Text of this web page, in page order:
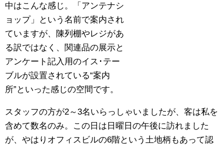
中はこんな感じ。「アンテナシ
ョップ」という名前で案内され
ていますが、陳列棚やレジがあ
る訳ではなく、関連品の展示と
アンケート記入用のイス･テー
ブルが設置されている“案内
所”といった感じの空間です。
スタッフの方が2～3名いらっしゃいましたが、客は私を
含めて数名のみ。この日は日曜日の午後に訪れました
が、やはりオフィスビルの6階という土地柄もあって認